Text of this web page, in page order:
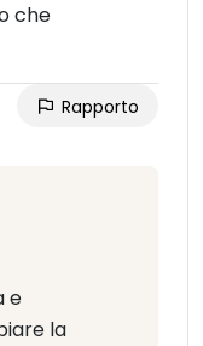
che
Rapporto
e
la